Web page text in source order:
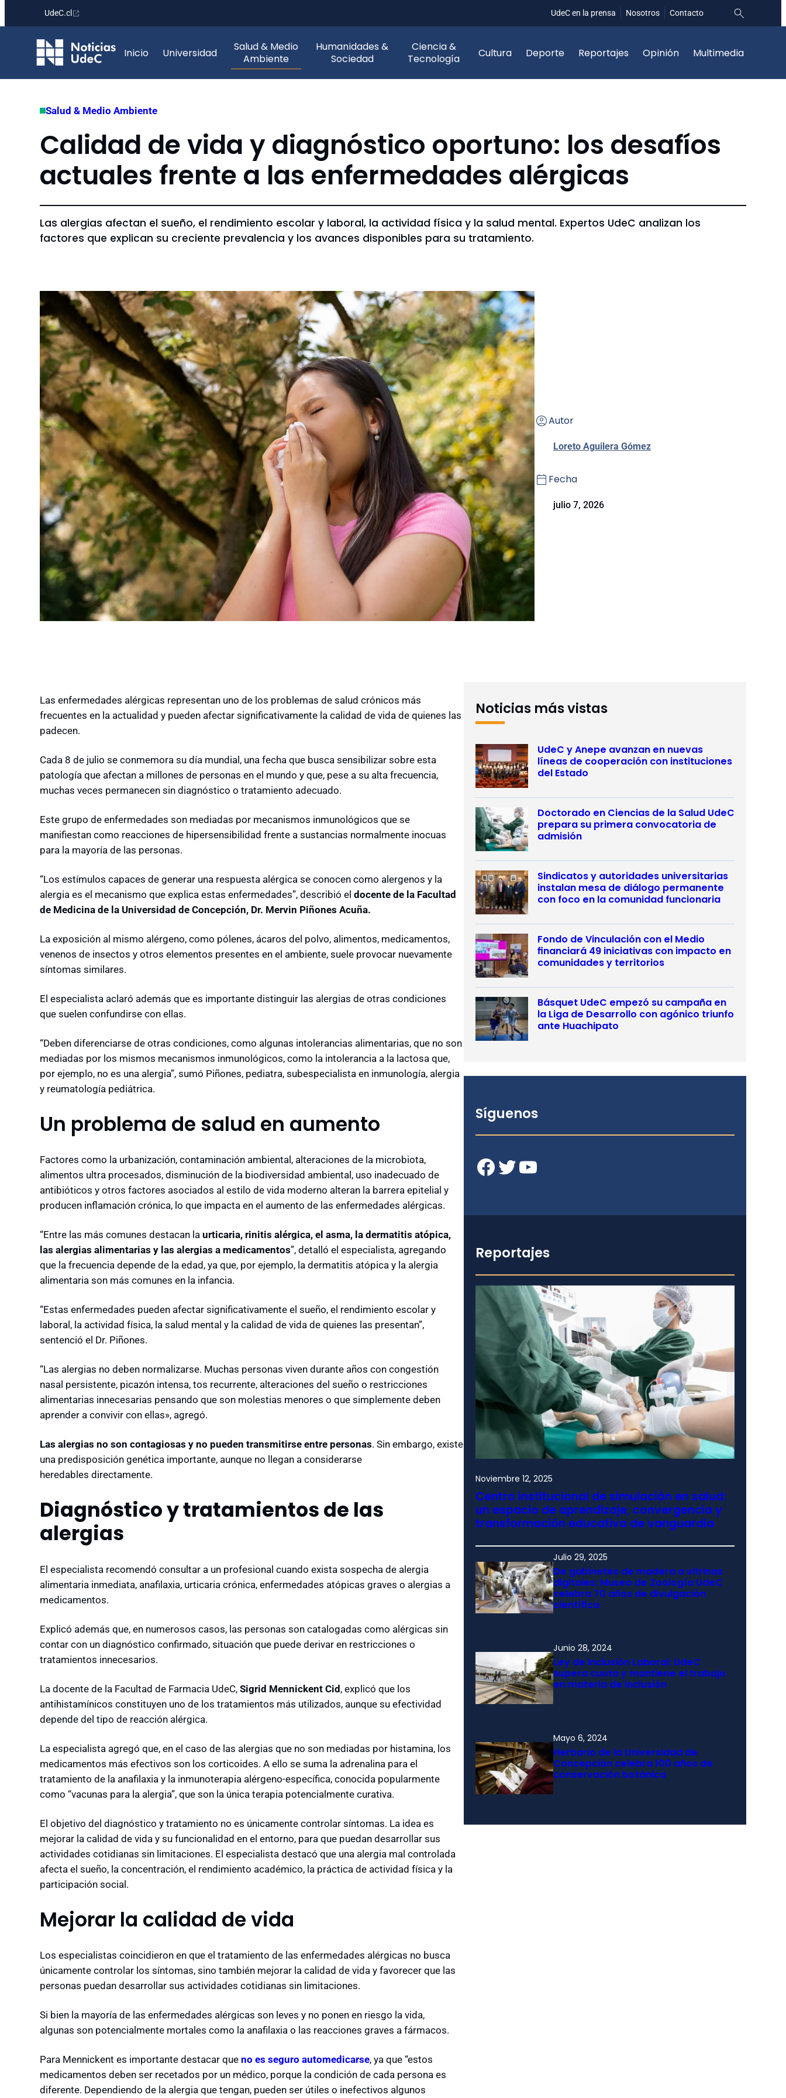
contenido
UdeC.cl UdeC en la prensa Nosotros Contacto
Inicio Universidad
Salud & Medio
Ambiente
Humanidades &
Sociedad
Ciencia &
Tecnología
Cultura Deporte Reportajes Opinión Multimedia
Salud & Medio Ambiente
Calidad de vida y diagnóstico oportuno: los desafíos
actuales frente a las enfermedades alérgicas
Las alergias afectan el sueño, el rendimiento escolar y laboral, la actividad física y la salud mental. Expertos UdeC analizan los
factores que explican su creciente prevalencia y los avances disponibles para su tratamiento.
Autor
Loreto Aguilera Gómez
Fecha
julio 7, 2026
Las enfermedades alérgicas representan uno de los problemas de salud crónicos más
frecuentes en la actualidad y pueden afectar significativamente la calidad de vida de quienes las
padecen.
Cada 8 de julio se conmemora su día mundial, una fecha que busca sensibilizar sobre esta
patología que afectan a millones de personas en el mundo y que, pese a su alta frecuencia,
muchas veces permanecen sin diagnóstico o tratamiento adecuado.
Este grupo de enfermedades son mediadas por mecanismos inmunológicos que se
manifiestan como reacciones de hipersensibilidad frente a sustancias normalmente inocuas
para la mayoría de las personas.
“Los estímulos capaces de generar una respuesta alérgica se conocen como alergenos y la
alergia es el mecanismo que explica estas enfermedades”, describió el docente de la Facultad
de Medicina de la Universidad de Concepción, Dr. Mervin Piñones Acuña.
La exposición al mismo alérgeno, como pólenes, ácaros del polvo, alimentos, medicamentos,
venenos de insectos y otros elementos presentes en el ambiente, suele provocar nuevamente
síntomas similares.
El especialista aclaró además que es importante distinguir las alergias de otras condiciones
que suelen confundirse con ellas.
“Deben diferenciarse de otras condiciones, como algunas intolerancias alimentarias, que no son
mediadas por los mismos mecanismos inmunológicos, como la intolerancia a la lactosa que,
por ejemplo, no es una alergia”, sumó Piñones, pediatra, subespecialista en inmunología, alergia
y reumatología pediátrica.
Un problema de salud en aumento
Factores como la urbanización, contaminación ambiental, alteraciones de la microbiota,
alimentos ultra procesados, disminución de la biodiversidad ambiental, uso inadecuado de
antibióticos y otros factores asociados al estilo de vida moderno alteran la barrera epitelial y
producen inflamación crónica, lo que impacta en el aumento de las enfermedades alérgicas.
“Entre las más comunes destacan la urticaria, rinitis alérgica, el asma, la dermatitis atópica,
las alergias alimentarias y las alergias a medicamentos”, detalló el especialista, agregando
que la frecuencia depende de la edad, ya que, por ejemplo, la dermatitis atópica y la alergia
alimentaria son más comunes en la infancia.
“Estas enfermedades pueden afectar significativamente el sueño, el rendimiento escolar y
laboral, la actividad física, la salud mental y la calidad de vida de quienes las presentan”,
sentenció el Dr. Piñones.
“Las alergias no deben normalizarse. Muchas personas viven durante años con congestión
nasal persistente, picazón intensa, tos recurrente, alteraciones del sueño o restricciones
alimentarias innecesarias pensando que son molestias menores o que simplemente deben
aprender a convivir con ellas», agregó.
Las alergias no son contagiosas y no pueden transmitirse entre personas. Sin embargo, existe
una predisposición genética importante, aunque no llegan a considerarse
heredables directamente.
Diagnóstico y tratamientos de las
alergias
El especialista recomendó consultar a un profesional cuando exista sospecha de alergia
alimentaria inmediata, anafilaxia, urticaria crónica, enfermedades atópicas graves o alergias a
medicamentos.
Explicó además que, en numerosos casos, las personas son catalogadas como alérgicas sin
contar con un diagnóstico confirmado, situación que puede derivar en restricciones o
tratamientos innecesarios.
La docente de la Facultad de Farmacia UdeC, Sigrid Mennickent Cid, explicó que los
antihistamínicos constituyen uno de los tratamientos más utilizados, aunque su efectividad
depende del tipo de reacción alérgica.
La especialista agregó que, en el caso de las alergias que no son mediadas por histamina, los
medicamentos más efectivos son los corticoides. A ello se suma la adrenalina para el
tratamiento de la anafilaxia y la inmunoterapia alérgeno-específica, conocida popularmente
como “vacunas para la alergia”, que son la única terapia potencialmente curativa.
El objetivo del diagnóstico y tratamiento no es únicamente controlar síntomas. La idea es
mejorar la calidad de vida y su funcionalidad en el entorno, para que puedan desarrollar sus
actividades cotidianas sin limitaciones. El especialista destacó que una alergia mal controlada
afecta el sueño, la concentración, el rendimiento académico, la práctica de actividad física y la
participación social.
Mejorar la calidad de vida
Los especialistas coincidieron en que el tratamiento de las enfermedades alérgicas no busca
únicamente controlar los síntomas, sino también mejorar la calidad de vida y favorecer que las
personas puedan desarrollar sus actividades cotidianas sin limitaciones.
Si bien la mayoría de las enfermedades alérgicas son leves y no ponen en riesgo la vida,
algunas son potencialmente mortales como la anafilaxia o las reacciones graves a fármacos.
Para Mennickent es importante destacar que no es seguro automedicarse, ya que “estos
medicamentos deben ser recetados por un médico, porque la condición de cada persona es
diferente. Dependiendo de la alergia que tengan, pueden ser útiles o inefectivos algunos
Noticias más vistas
UdeC y Anepe avanzan en nuevas
líneas de cooperación con instituciones
del Estado
Doctorado en Ciencias de la Salud UdeC
prepara su primera convocatoria de
admisión
Sindicatos y autoridades universitarias
instalan mesa de diálogo permanente
con foco en la comunidad funcionaria
Fondo de Vinculación con el Medio
financiará 49 iniciativas con impacto en
comunidades y territorios
Básquet UdeC empezó su campaña en
la Liga de Desarrollo con agónico triunfo
ante Huachipato
Síguenos
Facebook Twitter YouTube
Reportajes
Noviembre 12, 2025
Centro institucional de simulación en salud:
un espacio de aprendizaje, convergencia y
transformación educativa de vanguardia
Julio 29, 2025
De gabinetes de madera a vitrinas
digitales: Museo de Zoología UdeC
celebra 70 años de divulgación
científica
Junio 28, 2024
Ley de Inclusión Laboral: UdeC
supera cuota y mantiene el trabajo
en materia de inclusión
Mayo 6, 2024
Herbario de la Universidad de
Concepción celebra 100 años de
conservación botánica